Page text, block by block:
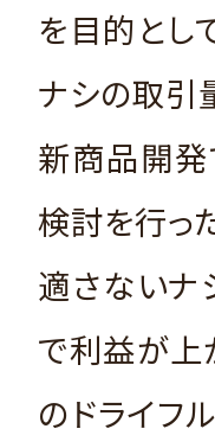
を目的とし
ナシの取引
新商品開発
検討を行っ
適さないナ
で利益が上
のドライフ